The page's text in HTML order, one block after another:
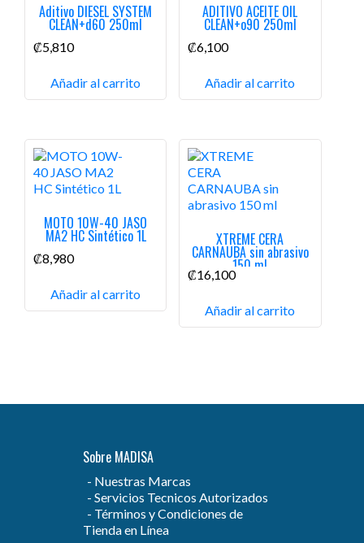
Aditivo DIESEL SYSTEM
CLEAN+d60 250ml
₡5,810
Añadir al carrito
ADITIVO ACEITE OIL
CLEAN+o90 250ml
₡6,100
Añadir al carrito
MOTO 10W-40 JASO
MA2 HC Sintético 1L
₡8,980
Añadir al carrito
XTREME CERA
CARNAUBA sin abrasivo
150 ml
₡16,100
Añadir al carrito
Sobre MADISA
Nuestras Marcas
Servicios Tecnicos Autorizados
Términos y Condiciones de
Tienda en Línea